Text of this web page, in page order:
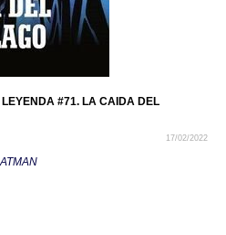
#71. LA CAIDA DEL
17/02/2022